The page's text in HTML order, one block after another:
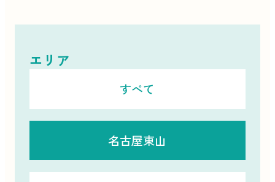
エリア
すべて
名古屋東山